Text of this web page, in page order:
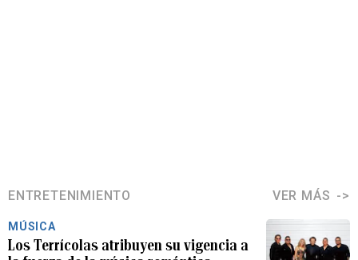
ENTRETENIMIENTO VER MÁS
MÚSICA
Los Terrícolas atribuyen su vigencia a